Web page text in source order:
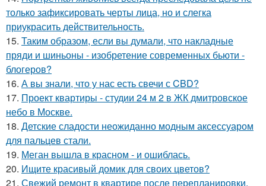
только зафиксировать черты лица, но и слегка
приукрасить действительность.
15. Таким образом, если вы думали, что накладные
пряди и шиньоны - изобретение современных бьюти -
блогеров?
16. А вы знали, что у нас есть свечи с CBD?
17. Проект квартиры - студии 24 м 2 в ЖК дмитровское
небо в Москве.
18. Детские сладости неожиданно модным аксессуаром
для пальцев стали.
19. Меган вышла в красном - и ошиблась.
20. Ищите красивый домик для своих цветов?
21. Свежий ремонт в квартире после перепланировки.